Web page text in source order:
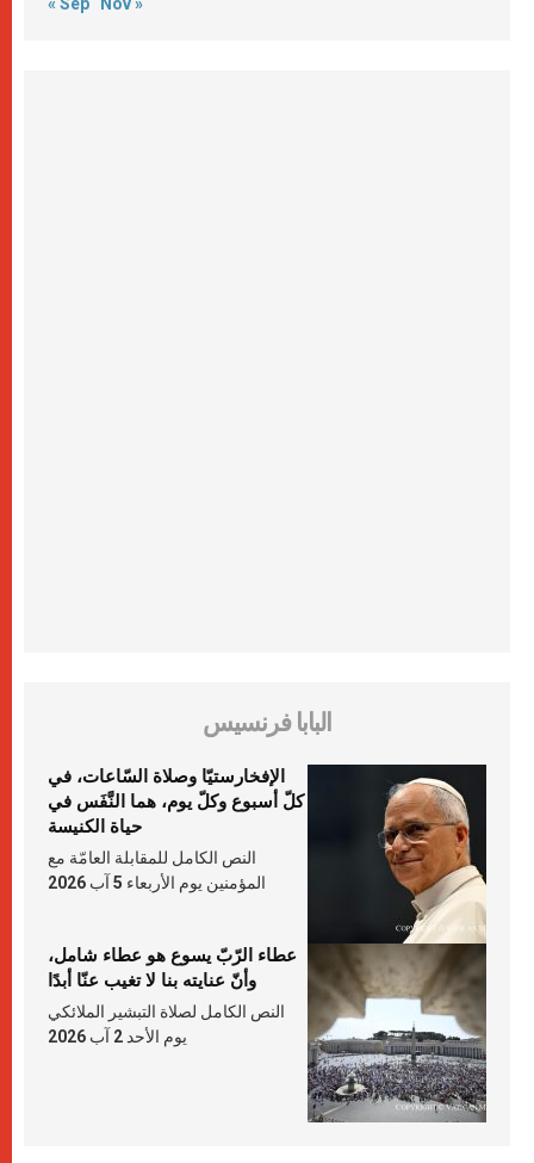
البابا فرنسيس
الإفخارستيّا وصلاة السّاعات، في
كلّ أسبوع وكلّ يوم، هما النَّفَس في
حياة الكنيسة
النص الكامل للمقابلة العامّة مع
المؤمنين يوم الأربعاء 5 آب 2026
عطاء الرّبّ يسوع هو عطاء شامل،
وأنّ عنايته بنا لا تغيب عنّا أبدًا
النص الكامل لصلاة التبشير الملائكي
يوم الأحد 2 آب 2026